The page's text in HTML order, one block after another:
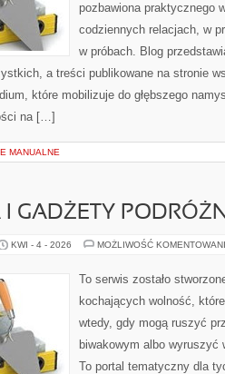
pozbawiona praktycznego
codziennych relacjach, w
w próbach. Blog
a treści publikowane na stronie
które mobilizuje do głębszego
na […]
MANUALNE
GADŻETY
KWI - 4 - 2026 MOŻLIWOŚĆ
To serwis zostało
kochających wolność,
wtedy, gdy mogą ruszyć
biwakowym albo wyruszyć
To portal tematyczny dla